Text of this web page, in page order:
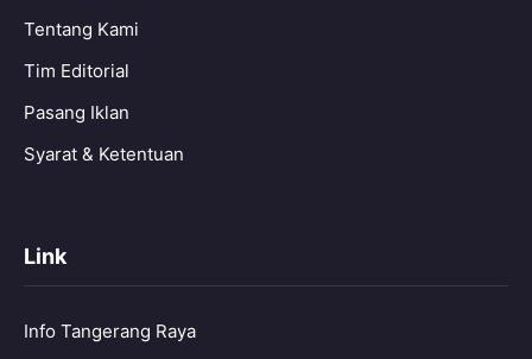
Tentang Kami
Tim Editorial
Pasang Iklan
Syarat & Ketentuan
Link
Info Tangerang Raya